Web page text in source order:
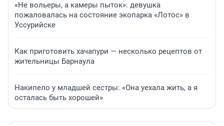
«Не вольеры, а камеры пыток»: девушка
пожаловалась на состояние экопарка «Лотос» в
Уссурийске
Как приготовить хачапури — несколько рецептов от
жительницы Барнаула
Накипело у младшей сестры: «Она уехала жить, а я
осталась быть хорошей»